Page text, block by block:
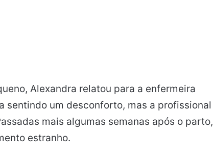
Alexandra relatou para a enfermeira
sentindo um desconforto, mas a profissional
mais algumas semanas após o parto,
estranho.